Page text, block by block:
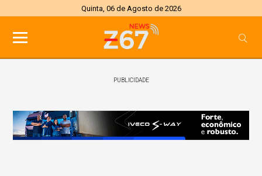
Quinta, 06 de Agosto de 2026
PUBLICIDADE